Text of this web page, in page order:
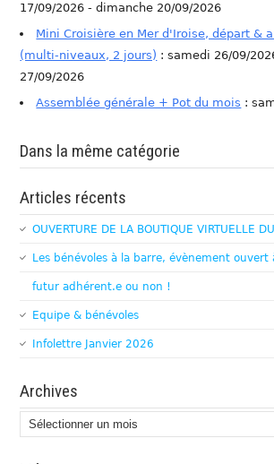
17/09/2026 - dimanche 20/09/2026
Mini Croisière en Mer d'Iroise, départ &
(multi-niveaux, 2 jours) : samedi 26/09/
27/09/2026
Assemblée générale + Pot du mois :
Dans la même catégorie
Articles récents
OUVERTURE DE LA BOUTIQUE VIRTUELLE
Les bénévoles à la barre, évènement
futur adhérent.e ou non !
Equipe & bénévoles
Infolettre Janvier 2026
Archives
Archives